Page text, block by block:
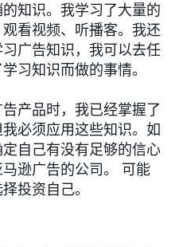
知识。我学习了大量的
看视频、听播客。我还
广告知识，我可以去任
习知识而做的事情。
产品时，我已经掌握了
必须应用这些知识。如
自己有没有足够的信心
逊广告的公司。 可能
投资自己。